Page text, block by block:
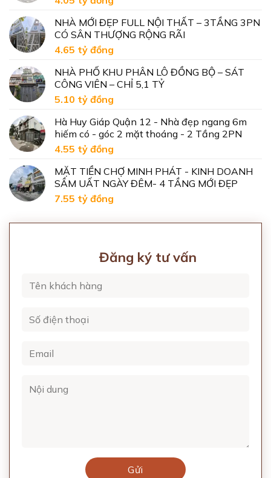
NHÀ MỚI ĐẸP FULL NỘI THẤT – 3TẦNG 3PN
CÓ SÂN THƯỢNG RỘNG RÃI
4.65 tỷ đồng
NHÀ PHỐ KHU PHÂN LÔ ĐỒNG BỘ – SÁT
CÔNG VIÊN – CHỈ 5,1 TỶ
5.10 tỷ đồng
Hà Huy Giáp Quận 12 - Nhà đẹp ngang 6m
hiếm có - góc 2 mặt thoáng - 2 Tầng 2PN
4.55 tỷ đồng
MẶT TIỀN CHỢ MINH PHÁT - KINH DOANH
SẦM UẤT NGÀY ĐÊM- 4 TẦNG MỚI ĐẸP
7.55 tỷ đồng
Đăng ký tư vấn